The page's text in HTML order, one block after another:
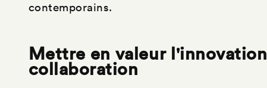
contemporains.
Mettre en valeur
collaboration